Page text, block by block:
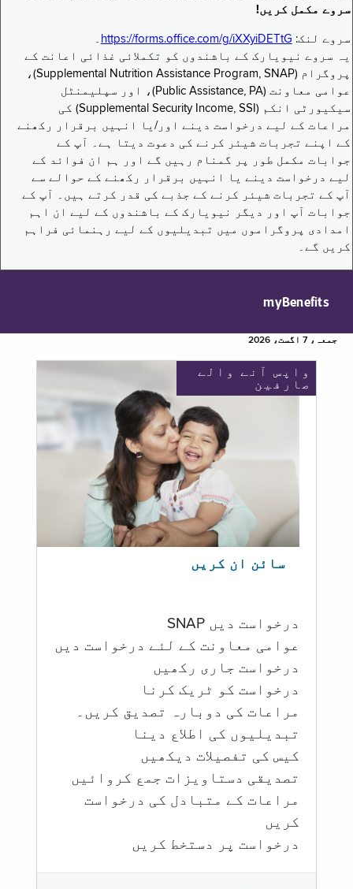
سروے مکمل کریں!
سروے لنک: https://forms.office.com/g/iXXyiDETtG ۔
یہ سروے نیویارک کے باشندوں کو تکملائی غذائی اعانت کے
پروگرام (Supplemental Nutrition Assistance Program, SNAP)،
عوامی معاونت (Public Assistance, PA)، اور سپلیمنٹل
سیکیورٹی انکم (Supplemental Security Income, SSI) کی
مراعات کے لیے درخواست دینے اور/یا انہیں برقرار رکھنے
کے اپنے تجربات شیئر کرنے کی دعوت دیتا ہے۔ آپ کے
جوابات مکمل طور پر گمنام رہیں گے اور ہم ان فوائد کے
لیے درخواست دینے یا انہیں برقرار رکھنے کے حوالے سے
آپ کے تجربات شیئر کرنے کے جذبے کی قدر کرتے ہیں۔ آپ کے
جوابات آپ اور دیگر نیویارک کے باشندوں کے لیے ان اہم
امدادی پروگراموں میں تبدیلیوں کے لیے رہنمائی فراہم
کریں گے۔
myBenefits
جمعہ، 7 اگست، 2026
واپس آنے والے
صارفین
سائن ان کریں
درخواست دیں SNAP
عوامی معاونت کے لئے درخواست دیں
درخواست جاری رکھیں
درخواست کو ٹریک کرنا
مراعات کی دوبارہ تصدیق کریں۔
تبدیلیوں کی اطلاع دینا
کیس کی تفصیلات دیکھیں
تصدیقی دستاویزات جمع کروائیں
مراعات کے متبادل کی درخواست
کریں
درخواست پر دستخط کریں